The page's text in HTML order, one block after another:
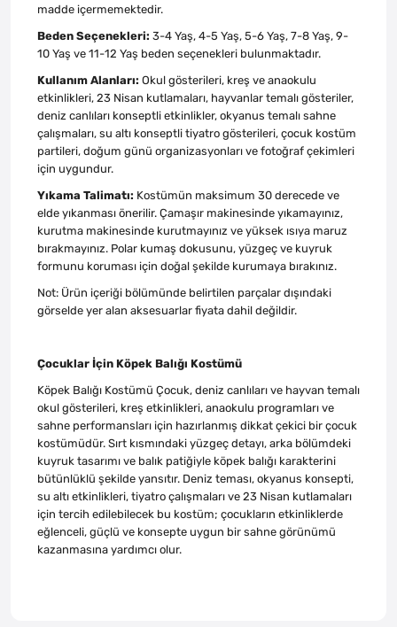
madde içermemektedir.
Beden Seçenekleri: 3-4 Yaş, 4-5 Yaş, 5-6 Yaş, 7-8 Yaş, 9-
10 Yaş ve 11-12 Yaş beden seçenekleri bulunmaktadır.
Kullanım Alanları: Okul gösterileri, kreş ve anaokulu
etkinlikleri, 23 Nisan kutlamaları, hayvanlar temalı gösteriler,
deniz canlıları konseptli etkinlikler, okyanus temalı sahne
çalışmaları, su altı konseptli tiyatro gösterileri, çocuk kostüm
partileri, doğum günü organizasyonları ve fotoğraf çekimleri
için uygundur.
Yıkama Talimatı: Kostümün maksimum 30 derecede ve
elde yıkanması önerilir. Çamaşır makinesinde yıkamayınız,
kurutma makinesinde kurutmayınız ve yüksek ısıya maruz
bırakmayınız. Polar kumaş dokusunu, yüzgeç ve kuyruk
formunu koruması için doğal şekilde kurumaya bırakınız.
Not: Ürün içeriği bölümünde belirtilen parçalar dışındaki
görselde yer alan aksesuarlar fiyata dahil değildir.
Çocuklar İçin Köpek Balığı Kostümü
Köpek Balığı Kostümü Çocuk, deniz canlıları ve hayvan temalı
okul gösterileri, kreş etkinlikleri, anaokulu programları ve
sahne performansları için hazırlanmış dikkat çekici bir çocuk
kostümüdür. Sırt kısmındaki yüzgeç detayı, arka bölümdeki
kuyruk tasarımı ve balık patiğiyle köpek balığı karakterini
bütünlüklü şekilde yansıtır. Deniz teması, okyanus konsepti,
su altı etkinlikleri, tiyatro çalışmaları ve 23 Nisan kutlamaları
için tercih edilebilecek bu kostüm; çocukların etkinliklerde
eğlenceli, güçlü ve konsepte uygun bir sahne görünümü
kazanmasına yardımcı olur.